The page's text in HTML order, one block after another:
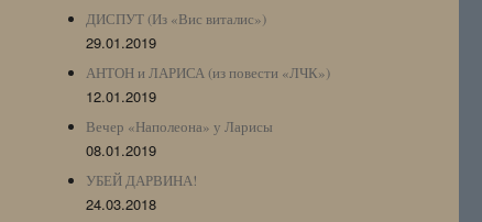
ДИСПУТ (Из «Вис виталис»)
29.01.2019
АНТОН и ЛАРИСА (из повести «ЛЧК»)
12.01.2019
Вечер «Наполеона» у Ларисы
08.01.2019
УБЕЙ ДАРВИНА!
24.03.2018